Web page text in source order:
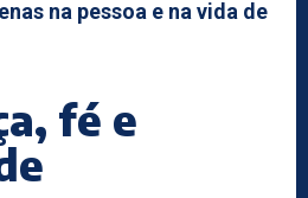
na pessoa e na vida de
fé e